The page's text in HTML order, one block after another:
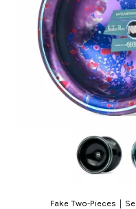
Fake Two-Pieces｜